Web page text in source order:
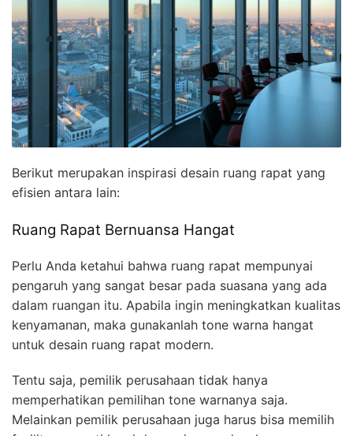
Berikut merupakan inspirasi desain ruang rapat yang
efisien antara lain:
Ruang Rapat Bernuansa Hangat
Perlu Anda ketahui bahwa ruang rapat mempunyai
pengaruh yang sangat besar pada suasana yang ada
dalam ruangan itu. Apabila ingin meningkatkan kualitas
kenyamanan, maka gunakanlah tone warna hangat
untuk desain ruang rapat modern.
Tentu saja, pemilik perusahaan tidak hanya
memperhatikan pemilihan tone warnanya saja.
Melainkan pemilik perusahaan juga harus bisa memilih